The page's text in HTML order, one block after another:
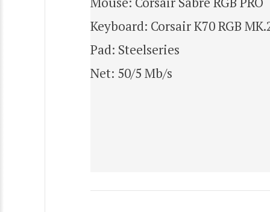
Keyboard: Corsair K70 RGB
Pad: Steelseries
Net: 50/5 Mb/s